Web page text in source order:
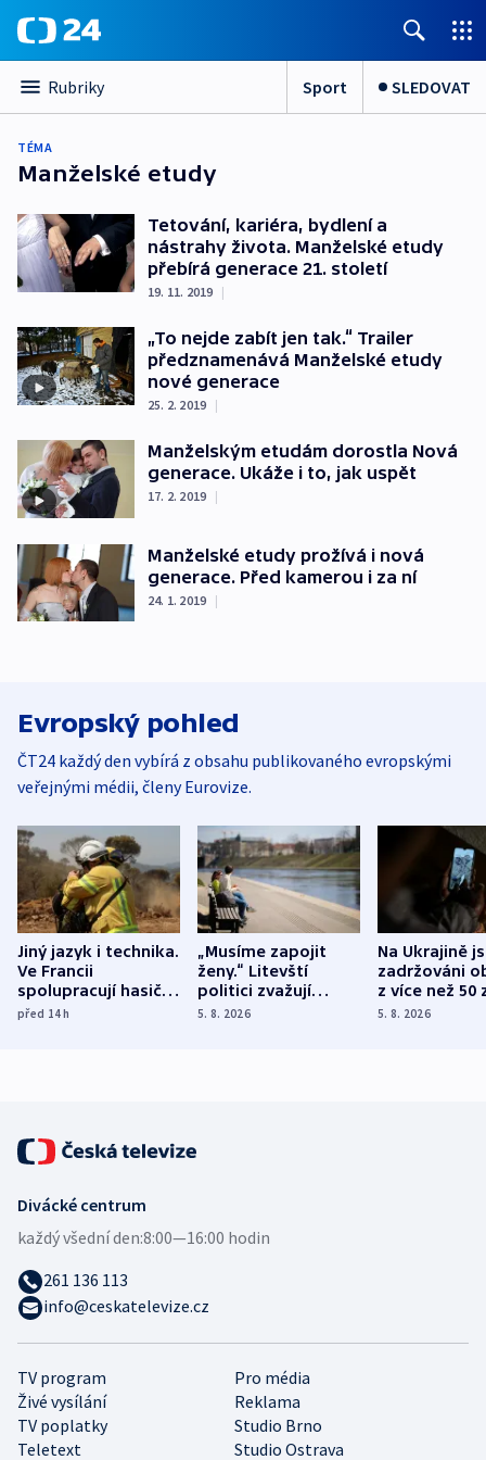
Rubriky Sport SLEDOVAT
TÉMA
Manželské etudy
Tetování, kariéra, bydlení a
nástrahy života. Manželské etudy
přebírá generace 21. století
19. 11. 2019 |
„To nejde zabít jen tak.“ Trailer
předznamenává Manželské etudy
nové generace
25. 2. 2019 |
Manželským etudám dorostla Nová
generace. Ukáže i to, jak uspět
17. 2. 2019 |
Manželské etudy prožívá i nová
generace. Před kamerou i za ní
24. 1. 2019 |
Evropský pohled
ČT24 každý den vybírá z obsahu publikovaného evropskými
veřejnými médii, členy Eurovize.
Jiný jazyk i technika.
Ve Francii
spolupracují hasiči z
různých zemí
před 14h
„Musíme zapojit
ženy.“ Litevští
politici zvažují
dohodu o
5. 8. 2026
Na Ukrajině
zadržováni
z více než 50
Bojovali na
5. 8. 2026
TV program
Pro média
Živé vysílání
Reklama
TV poplatky
Studio Brno
Teletext
Studio Ostrava
Divácké centrum
každý všední den:8:00—16:00 hodin
261 136 113
info@ceskatelevize.cz